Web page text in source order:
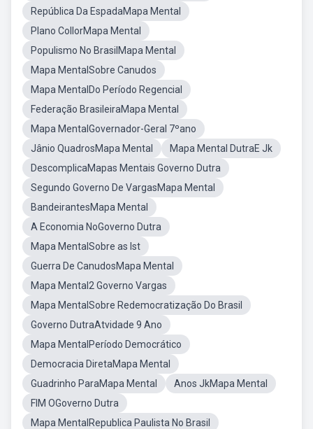
República Da EspadaMapa Mental
Plano CollorMapa Mental
Populismo No BrasilMapa Mental
Mapa MentalSobre Canudos
Mapa MentalDo Período Regencial
Federação BrasileiraMapa Mental
Mapa MentalGovernador-Geral 7ºano
Jânio QuadrosMapa Mental
Mapa Mental DutraE Jk
DescomplicaMapas Mentais Governo Dutra
Segundo Governo De VargasMapa Mental
BandeirantesMapa Mental
A Economia NoGoverno Dutra
Mapa MentalSobre as Ist
Guerra De CanudosMapa Mental
Mapa Mental2 Governo Vargas
Mapa MentalSobre Redemocratização Do Brasil
Governo DutraAtvidade 9 Ano
Mapa MentalPeríodo Democrático
Democracia DiretaMapa Mental
Guadrinho ParaMapa Mental
Anos JkMapa Mental
FIM OGoverno Dutra
Mapa MentalRepublica Paulista No Brasil